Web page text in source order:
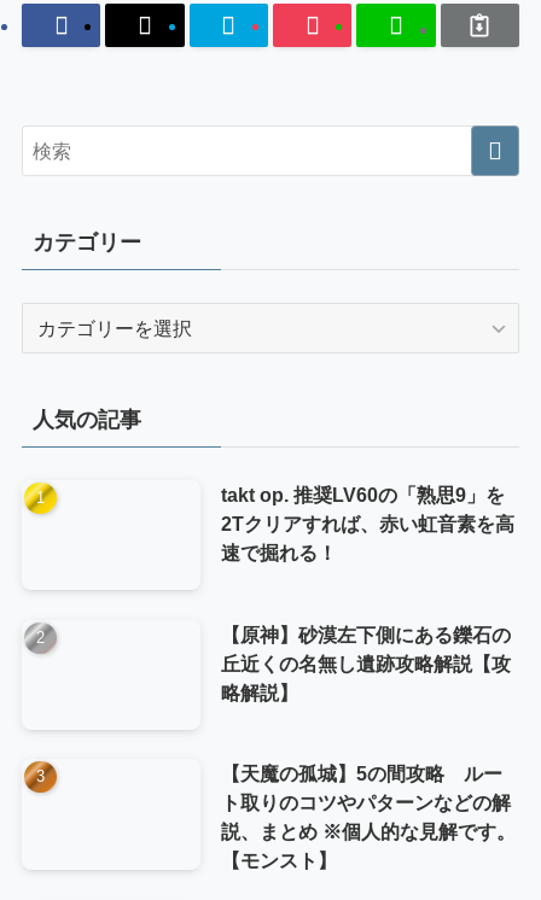
カテゴリー
ー
人気の記事
takt op. 推奨LV60の「熟思9」を
2Tクリアすれば、赤い虹音素を高
速で掘れる！
【原神】砂漠左下側にある鑠石の
丘近くの名無し遺跡攻略解説【攻
略解説】
【天魔の孤城】5の間攻略 ルー
ト取りのコツやパターンなどの解
説、まとめ ※個人的な見解です。
【モンスト】